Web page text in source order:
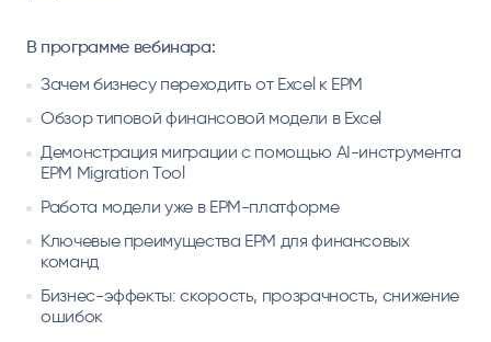
В программе вебинара:
Зачем бизнесу переходить от Excel к EPM
Обзор типовой финансовой модели в Excel
Демонстрация миграции с помощью AI-инструмента
EPM Migration Tool
Работа модели уже в EPM-платформе
Ключевые преимущества EPM для финансовых
команд
Бизнес-эффекты: скорость, прозрачность, снижение
ошибок